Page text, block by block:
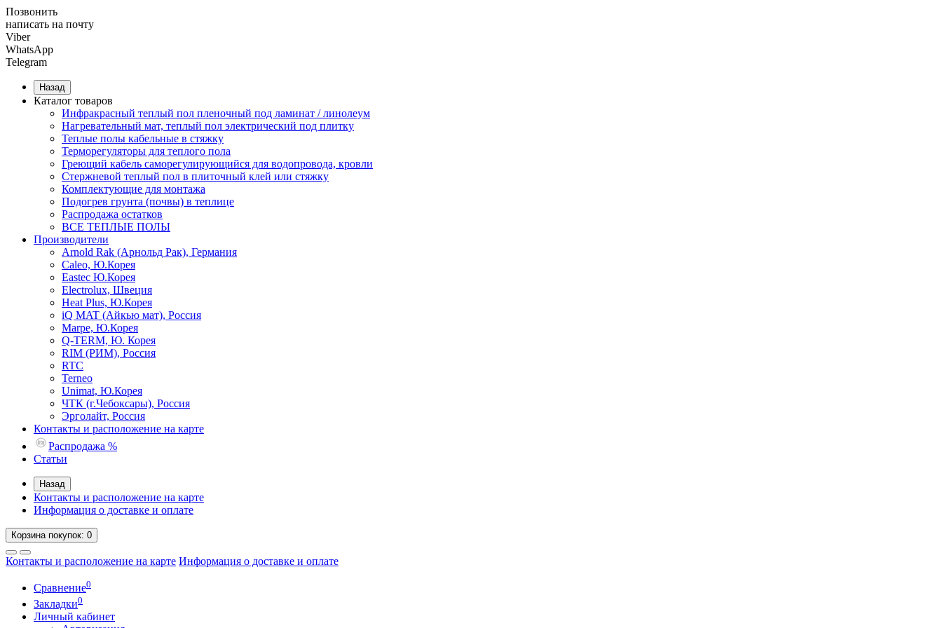
Позвонить
написать на почту
Viber
WhatsApp
Telegram
Назад
Каталог товаров
Инфракрасный теплый пол пленочный под ламинат / линолеум
Нагревательный мат, теплый пол электрический под плитку
Теплые полы кабельные в стяжку
Терморегуляторы для теплого пола
Греющий кабель саморегулирующийся для водопровода, кровли
Cтержневой теплый пол в плиточный клей или стяжку
Комплектующие для монтажа
Подогрев грунта (почвы) в теплице
Распродажа остатков
ВСЕ ТЕПЛЫЕ ПОЛЫ
Производители
Arnold Rak (Арнольд Рак), Германия
Caleo, Ю.Корея
Eastec Ю.Корея
Electrolux, Швеция
Heat Plus, Ю.Корея
iQ MAT (Айкью мат), Россия
Marpe, Ю.Корея
Q-TERM, Ю. Корея
RIM (РИМ), Россия
RTC
Terneo
Unimat, Ю.Корея
ЧТК (г.Чебоксары), Россия
Эрголайт, Россия
Контакты и расположение на карте
Распродажа %
Статьи
Назад
Контакты и расположение на карте
Информация о доставке и оплате
Корзинапокупок: 0
Контакты и расположение на карте Информация о доставке и оплате
Сравнение0
Закладки0
Личный кабинет